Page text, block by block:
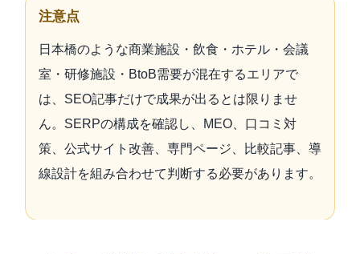
注意点
日本橋のような商業施設・飲食・ホテル・会議
室・研修施設・BtoB需要が混在するエリアで
は、SEO記事だけで成果が出るとは限りませ
ん。SERPの構成を確認し、MEO、口コミ対
策、公式サイト改善、専門ページ、比較記事、導
線設計を組み合わせて判断する必要があります。